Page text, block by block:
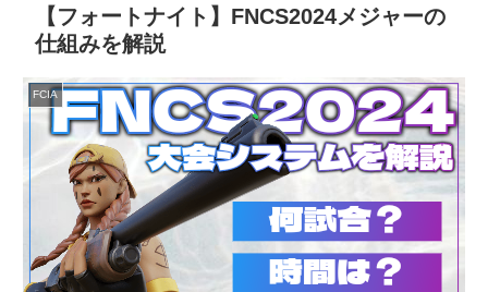
【フォートナイト】FNCS2024メジャーの
仕組みを解説
FCIA